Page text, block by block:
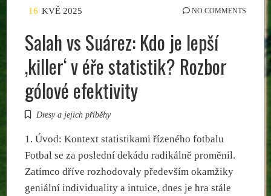
16 KVĚ 2025 NO COMMENTS
Salah vs Suárez: Kdo je lepší
‚killer‘ v éře statistik? Rozbor
gólové efektivity
Dresy a jejich příběhy
1. Úvod: Kontext statistikami řízeného fotbalu
Fotbal se za poslední dekádu radikálně proměnil.
Zatímco dříve rozhodovaly především okamžiky
geniální individuality a intuice, dnes je hra stále